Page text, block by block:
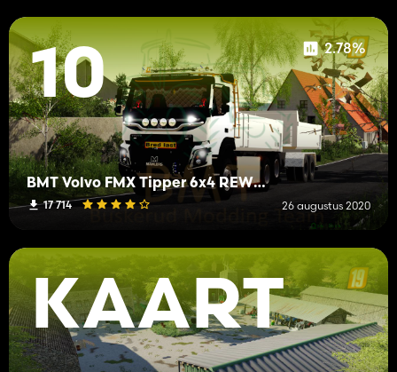
10 2.78%
BMT Volvo FMX Tipper 6x4 REWORKED BMT
17 714 26 augustus 2020
KAART